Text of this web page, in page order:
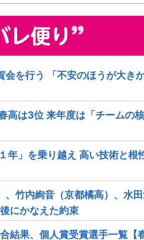
を行う 「不安のほうが大き
高は3位 来年度は「チームの
年」を乗り越え 高い技術と根
、竹内絢音（京都橘高）、水
にかなえた約束
結果、個人賞受賞選手一覧【